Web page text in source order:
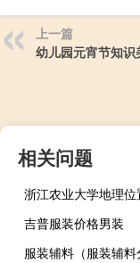
上一篇
幼儿园元宵节知识
相关问题
浙江农业大学地理位
吉普服装价格男装
服装辅料（服装辅料